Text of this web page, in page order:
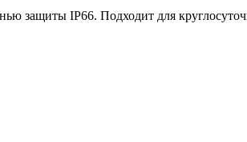
защиты IP66. Подходит для